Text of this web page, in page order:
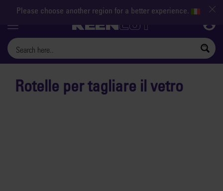
Please choose another region for a better experience.
Menu
Rotelle per tagliare il vetro